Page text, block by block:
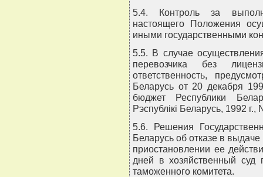
5.4. Контроль за
настоящего Положения
иными государственными
5.5. В случае
перевозчика без
ответственность,
Беларусь от 20 декабря
бюджет Республики
Рэспублiкi Беларусь, 1992 г.,
5.6. Решения
Беларусь об отказе в
приостановлении ее
дней в хозяйственный суд
таможенного комитета.